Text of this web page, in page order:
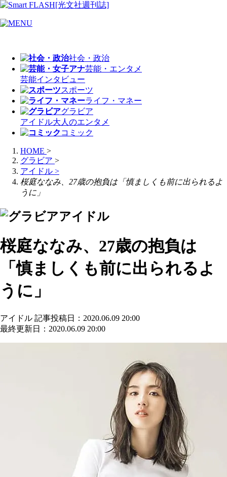
社会・政治
芸能・エンタメ
芸能インタビュー
スポーツ
ライフ・マネー
グラビア
アイドル大人のエンタメ
コミック
HOME >
グラビア >
アイドル >
桜庭ななみ、27歳の抱負は「慎ましくも前に出られるよ
うに」
アイドル
桜庭ななみ、27歳の抱負は
「慎ましくも前に出られるよ
うに」
アイドル 記事投稿日：2020.06.09 20:00
最終更新日：2020.06.09 20:00